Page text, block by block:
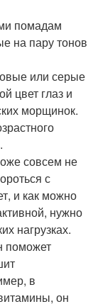
помадам
на пару тонов
или серые
цвет глаз и
морщинок.
совсем не
с
и как можно
нужно
нагрузках.
поможет
в
он